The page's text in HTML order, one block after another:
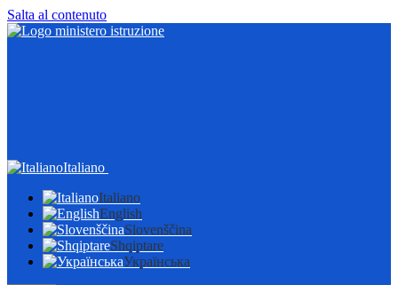
Salta al contenuto
Italiano
Italiano
English
Slovenščina
Shqiptare
Українська